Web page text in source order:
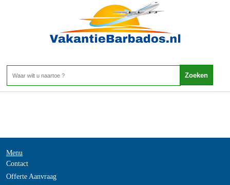
Home>
Menu
Contact
Offerte Aanvraag